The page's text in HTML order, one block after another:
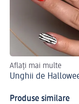
Aflați mai multe
Unghii de
Produse similare